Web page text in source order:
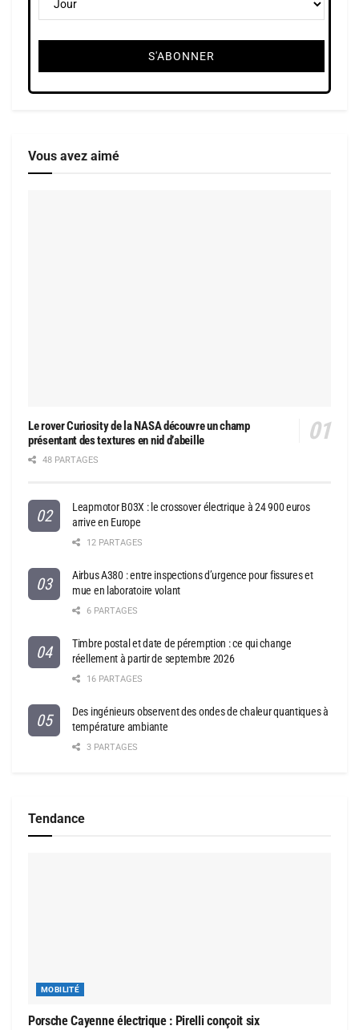
Vous avez aimé
Le rover Curiosity de la NASA découvre un champ
présentant des textures en nid d’abeille
48 PARTAGES
Leapmotor B03X : le crossover électrique à 24 900 euros
arrive en Europe
12 PARTAGES
Airbus A380 : entre inspections d’urgence pour fissures et
mue en laboratoire volant
6 PARTAGES
Timbre postal et date de péremption : ce qui change
réellement à partir de septembre 2026
16 PARTAGES
Des ingénieurs observent des ondes de chaleur quantiques à
température ambiante
3 PARTAGES
Tendance
MOBILITÉ
Porsche Cayenne électrique : Pirelli conçoit six